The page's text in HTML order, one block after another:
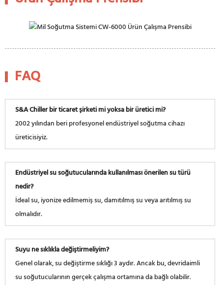
FAQ
S&A Chiller bir ticaret şirketi mi yoksa bir üretici mi?
2002 yılından beri profesyonel endüstriyel soğutma cihazı
üreticisiyiz.
Endüstriyel su soğutucularında kullanılması önerilen su türü
nedir?
İdeal su, iyonize edilmemiş su, damıtılmış su veya arıtılmış su
olmalıdır.
Suyu ne sıklıkla değiştirmeliyim?
Genel olarak, su değiştirme sıklığı 3 aydır. Ancak bu, devridaimli
su soğutucularının gerçek çalışma ortamına da bağlı olabilir.